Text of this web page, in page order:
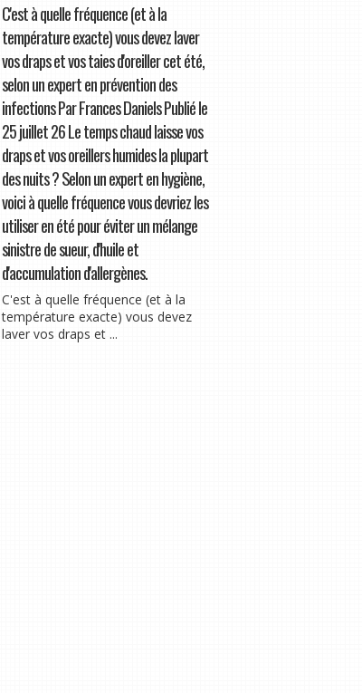
C'est à quelle fréquence (et à la
température exacte) vous devez laver
vos draps et vos taies d'oreiller cet été,
selon un expert en prévention des
infections Par Frances Daniels Publié le
25 juillet 26 Le temps chaud laisse vos
draps et vos oreillers humides la plupart
des nuits ? Selon un expert en hygiène,
voici à quelle fréquence vous devriez les
utiliser en été pour éviter un mélange
sinistre de sueur, d'huile et
d'accumulation d'allergènes.
C'est à quelle fréquence (et à la
température exacte) vous devez
laver vos draps et ...